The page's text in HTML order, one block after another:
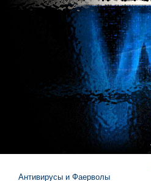
Антивирусы и Фаерволы